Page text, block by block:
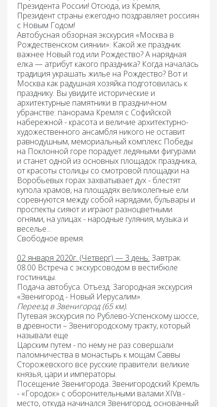
Президента России! Отсюда, из Кремля,
Президент страны ежегодно поздравляет россиян
с Новым Годом!
Автобусная обзорная экскурсия «Москва в
Рождественском сиянии»: Какой же праздник
важнее Новый год или Рождество? А нарядная
елка — атрибут какого праздника? Когда началась
традиция украшать жилье на Рождество? Вот и
Москва как радушная хозяйка подготовилась к
празднику. Вы увидите исторические и
архитектурные памятники в праздничном
убранстве: панорама Кремля с Софийской
набережной - красота и величие архитектурно-
художественного ансамбля никого не оставит
равнодушным, мемориальный комплекс Победы
на Поклонной горе порадует ледяными фигурами
и станет одной из основных площадок праздника,
от красоты столицы со смотровой площадки на
Воробьевых горах захватывает дух - блестят
купола храмов, на площадях великолепные ели
соревнуются между собой нарядами, бульвары и
проспекты сияют и играют разноцветными
огнями, на улицах - народные гуляния, музыка и
веселье...
Свободное время.
02 января 2020г. (Четверг) — 3 день: Завтрак.
08.00 Встреча с экскурсоводом в вестибюле
гостиницы.
Подача автобуса. Отъезд. Загородная экскурсия
«Звенигород - Новый Иерусалим».
Переездв Звенигород (65 км).
Путевая экскурсия по Рублево-Успенскому шоссе,
в древности – Звенигородскому тракту, который
называли еще
Царским путем - по нему не раз совершали
паломничества в монастырь к мощам Саввы
Сторожевского все русские правители: великие
князья, цари и императоры.
Посещение Звенигорода. Звенигородский Кремль
- «Городок» с оборонительными валами XIVв.-
место, откуда начинался Звенигород, основанный